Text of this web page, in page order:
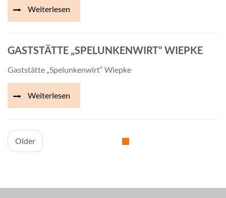
Weiterlesen
GASTSTÄTTE „SPELUNKENWIRT“ WIEPKE
Gaststätte „Spelunkenwirt“ Wiepke
Weiterlesen
Older